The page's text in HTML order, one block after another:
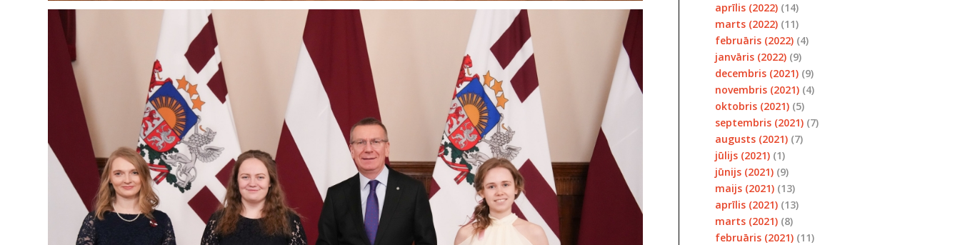
aprīlis (2022) (14)
marts (2022) (11)
februāris (2022) (4)
janvāris (2022) (9)
decembris (2021) (9)
novembris (2021) (4)
oktobris (2021) (5)
septembris (2021) (7)
augusts (2021) (7)
jūlijs (2021) (1)
jūnijs (2021) (9)
maijs (2021) (13)
aprīlis (2021) (13)
marts (2021) (8)
februāris (2021) (11)